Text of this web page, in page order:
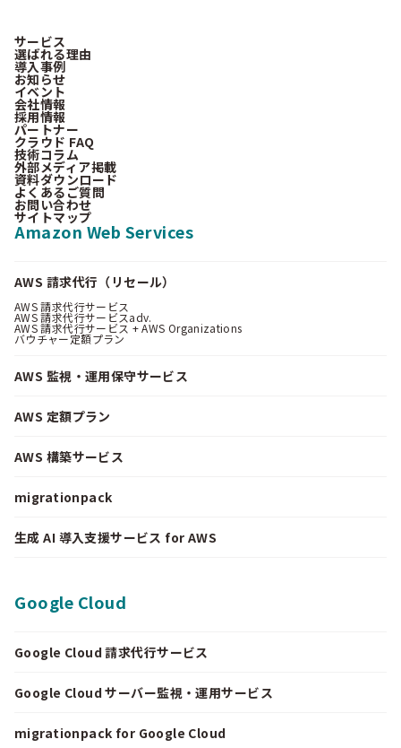
サービス
選ばれる理由
導入事例
お知らせ
イベント
会社情報
採用情報
パートナー
クラウド FAQ
技術コラム
外部メディア掲載
資料ダウンロード
よくあるご質問
お問い合わせ
サイトマップ
Amazon Web Services
AWS 請求代行（リセール）
AWS 請求代行サービス
AWS 請求代行サービスadv.
AWS 請求代行サービス + AWS Organizations
バウチャー定額プラン
AWS 監視・運用保守サービス
AWS 定額プラン
AWS 構築サービス
migrationpack
生成 AI 導入支援サービス for AWS
Google Cloud
Google Cloud 請求代行サービス
Google Cloud サーバー監視・運用サービス
migrationpack for Google Cloud